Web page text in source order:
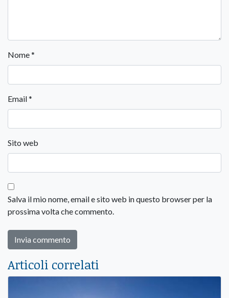
Nome*
Email*
Sito web
Salva il mio nome, email e sito web in questo browser per la
prossima volta che commento.
Articoli correlati